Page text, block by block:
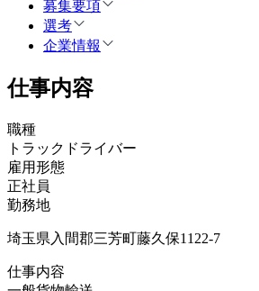
募集要項
選考
企業情報
仕事内容
職種
トラックドライバー
雇用形態
正社員
勤務地
埼玉県入間郡三芳町藤久保1122-7
仕事内容